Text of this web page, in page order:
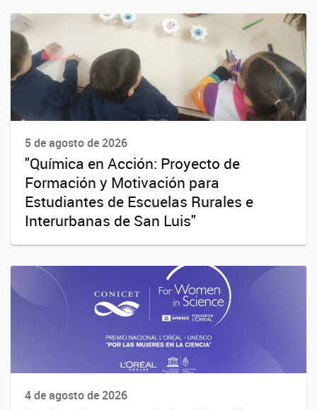
5 de agosto de 2026
"Química en Acción: Proyecto de
Formación y Motivación para
Estudiantes de Escuelas Rurales e
Interurbanas de San Luis"
4 de agosto de 2026